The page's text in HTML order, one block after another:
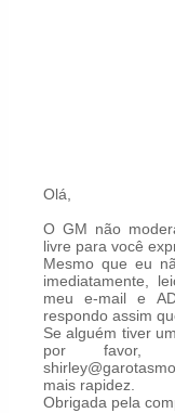
Olá,
O GM não
livre para você
Mesmo que eu
imediatamente,
meu e-mail e
respondo assim
Se alguém tiver
por favor,
mais rapidez.
Obrigada pela